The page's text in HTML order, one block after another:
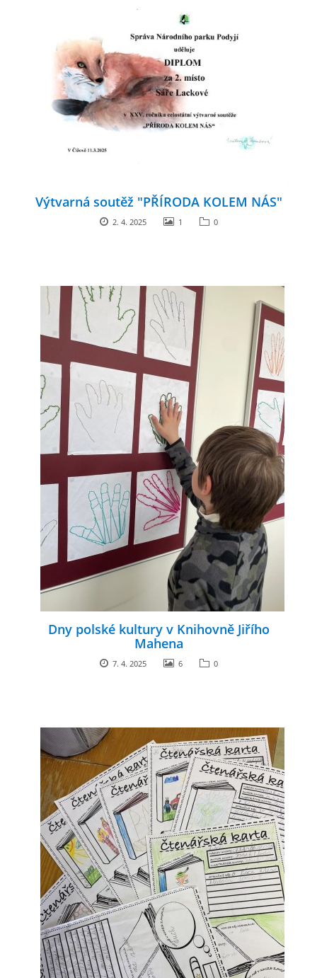
Výtvarná soutěž "PŘÍRODA KOLEM NÁS"
2. 4. 2025 1 0
Dny polské kultury v Knihovně Jiřího
Mahena
7. 4. 2025 6 0